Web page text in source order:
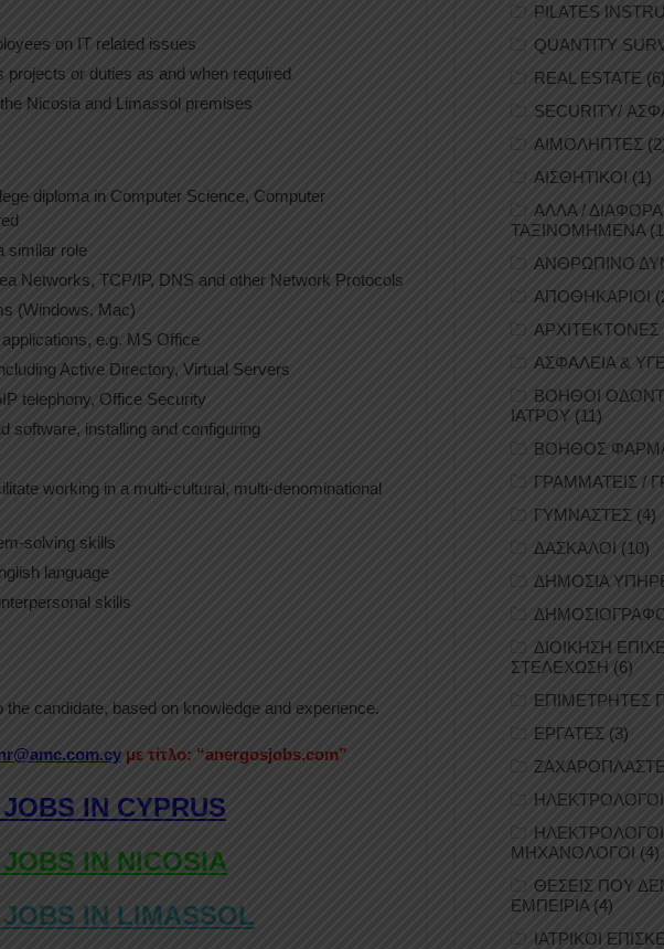
on IT related issues
or duties as and when required
Nicosia and Limassol premises
diploma in Computer Science, Computer
similar role
Networks, TCP/IP, DNS and other Network Protocols
(Windows, Mac)
e.g. MS Office
Active Directory, Virtual Servers
telephony, Office Security
software, installing and configuring
working in a multi-cultural, multi-denominational
solving skills
language
skills
candidate, based on knowledge and experience.
με τίτλο: “anergosjobs.com”
IN CYPRUS
IN NICOSIA
IN LIMASSOL
PILATES
QUANTITY
REAL ESTATE (6)
SECURITY/
ΑΙΜΟΛΗΠΤΕΣ
ΑΙΣΘΗΤΙΚΟΙ (1)
ΑΛΛΑ /
ΤΑΞΙΝΟΜΗΜΕΝΑ
ΑΝΘΡΩΠΙΝΟ
ΑΠΟΘΗΚΑΡΙΟΙ
ΑΡΧΙΤΕΚΤΟΝΕΣ
ΑΣΦΑΛΕΙΑ &
ΒΟΗΘΟΙ
ΙΑΤΡΟΥ(11)
ΒΟΗΘΟΣ
ΓΡΑΜΜΑΤΕΙΣ /
ΓΥΜΝΑΣΤΕΣ (4)
ΔΑΣΚΑΛΟΙ (10)
ΔΗΜΟΣΙΑ
ΔΙΟΙΚΗΣΗ
ΣΤΕΛΕΧΩΣΗ (6)
ΕΠΙΜΕΤΡΗΤΕΣ
ΕΡΓΑΤΕΣ (3)
ΗΛΕΚΤΡΟΛΟΓΟΙ
ΗΛΕΚΤΡΟΛΟΓΟΙ
ΜΗΧΑΝΟΛΟΓΟΙ (4)
ΘΕΣΕΙΣ ΠΟΥ
ΕΜΠΕΙΡΙΑ(4)
ΙΑΤΡΙΚΟΙ